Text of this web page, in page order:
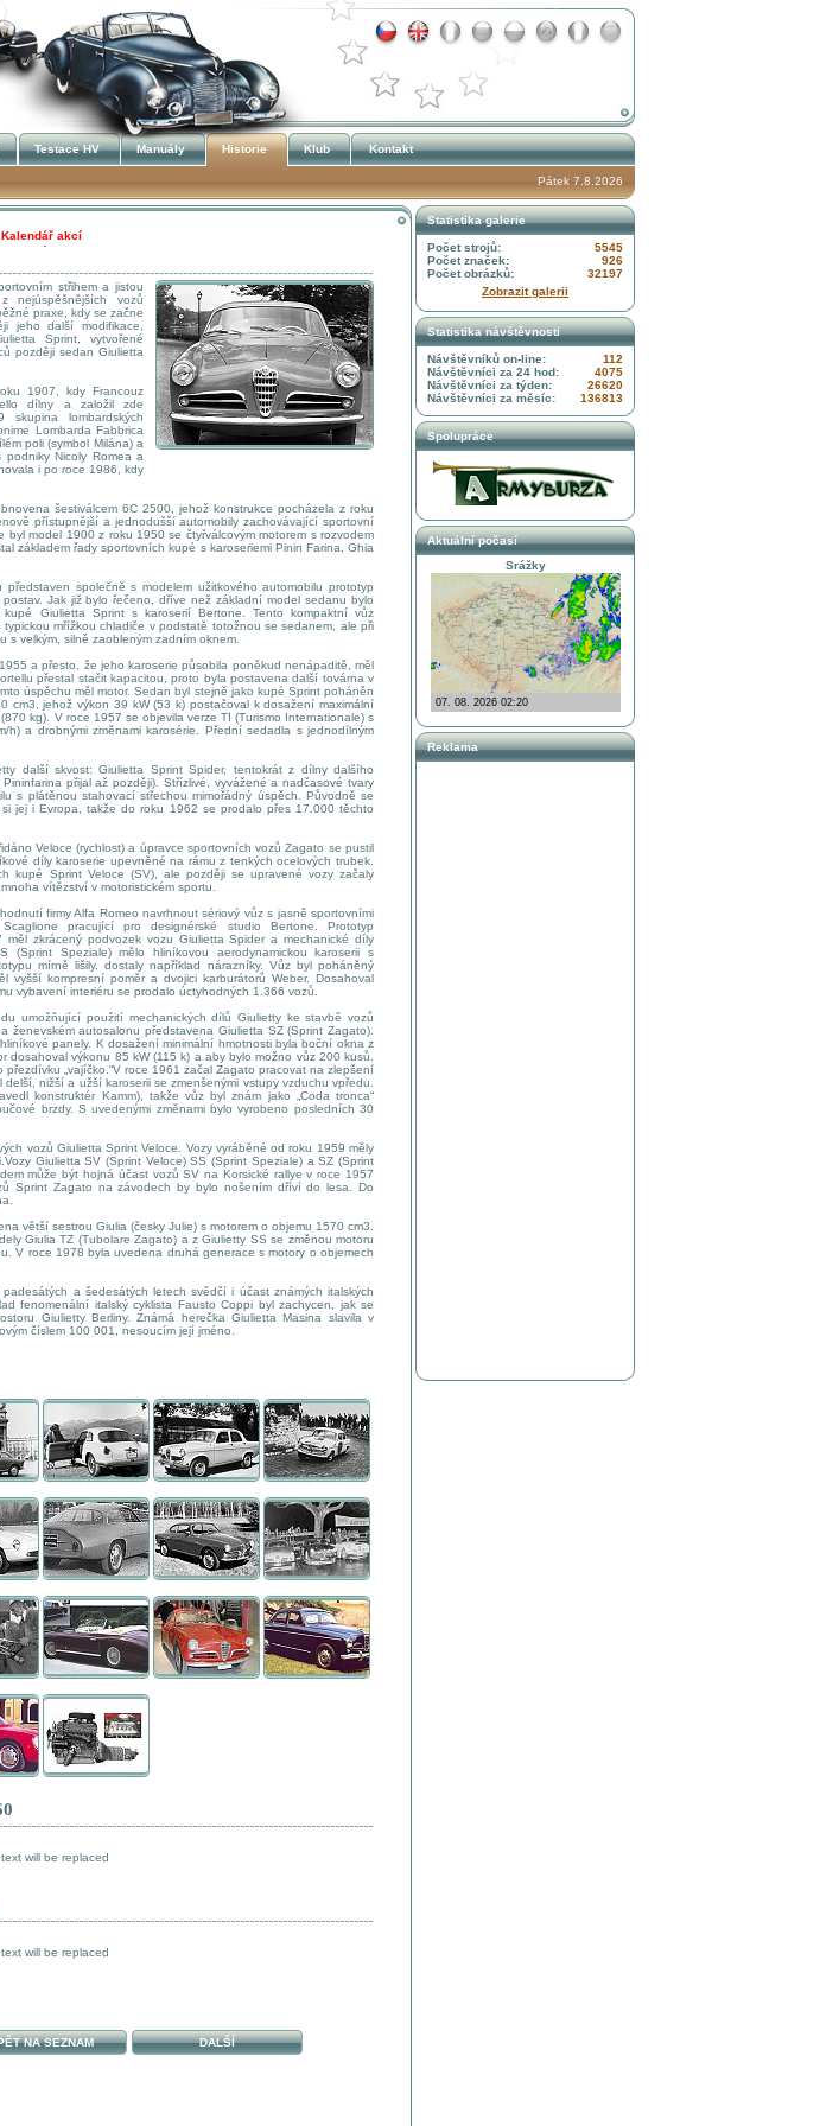
střihem a jistou
nejúspěšnějších vozů
praxe, kdy se začne
jeho další modifikace,
Sprint, vytvořené
později sedan Giulietta
1907, kdy Francouz
dílny a založil zde
lombardských
Lombarda Fabbrica
poli (symbol Milána) a
Nicoly Romea a
i po roce 1986, kdy
šestiválcem 6C 2500, jehož konstrukce pocházela z roku
přístupnější a jednodušší automobily zachovávající sportovní
model 1900 z roku 1950 se čtyřválcovým motorem s rozvodem
základem řady sportovních kupé s karoseriemi Pinin Farina, Ghia
společně s modelem užitkového automobilu prototyp
Jak již bylo řečeno, dříve než základní model sedanu bylo
Giulietta Sprint s karoserií Bertone. Tento kompaktní vůz
mřížkou chladiče v podstatě totožnou se sedanem, ale při
velkým, silně zaobleným zadním oknem.
a přesto, že jeho karoserie působila poněkud nenápaditě, měl
přestal stačit kapacitou, proto byla postavena další továrna v
úspěchu měl motor. Sedan byl stejně jako kupé Sprint poháněn
cm3, jehož výkon 39 kW (53 k) postačoval k dosažení maximální
kg). V roce 1957 se objevila verze TI (Turismo Internationale) s
h) a drobnými změnami karosérie. Přední sedadla s jednodílným
skvost: Giulietta Sprint Spider, tentokrát z dílny dalšího
přijal až později). Střízlivé, vyvážené a nadčasové tvary
s plátěnou stahovací střechou mimořádný úspěch. Původně se
jej i Evropa, takže do roku 1962 se prodalo přes 17.000 těchto
Veloce (rychlost) a úpravce sportovních vozů Zagato se pustil
díly karoserie upevněné na rámu z tenkých ocelových trubek.
kupé Sprint Veloce (SV), ale později se upravené vozy začaly
vítězství v motoristickém sportu.
firmy Alfa Romeo navrhnout sériový vůz s jasně sportovními
pracující pro designérské studio Bertone. Prototyp
zkrácený podvozek vozu Giulietta Spider a mechanické díly
(Sprint Speziale) mělo hliníkovou aerodynamickou karoserii s
mírně lišily, dostaly například nárazníky. Vůz byl poháněný
vyšší kompresní poměr a dvojici karburátorů Weber. Dosahoval
vybavení interiéru se prodalo úctyhodných 1.366 vozů.
použití mechanických dílů Giulietty ke stavbě vozů
autosalonu představena Giulietta SZ (Sprint Zagato).
panely. K dosažení minimální hmotnosti byla boční okna z
výkonu 85 kW (115 k) a aby bylo možno vůz 200 kusů.
„vajíčko.“V roce 1961 začal Zagato pracovat na zlepšení
nižší a užší karoserii se zmenšenými vstupy vzduchu vpředu.
konstruktér Kamm), takže vůz byl znám jako „Coda tronca“
brzdy. S uvedenými změnami bylo vyrobeno posledních 30
vozů Giulietta Sprint Veloce. Vozy vyráběné od roku 1959 měly
Giulietta SV (Sprint Veloce) SS (Sprint Speziale) a SZ (Sprint
může být hojná účast vozů SV na Korsické rallye v roce 1957
Sprint Zagato na závodech by bylo nošením dříví do lesa. Do
větší sestrou Giulia (česky Julie) s motorem o objemu 1570 cm3.
Giulia TZ (Tubolare Zagato) a z Giulietty SS se změnou motoru
V roce 1978 byla uvedena druhá generace s motory o objemech
a šedesátých letech svědčí i účast známých italských
fenomenální italský cyklista Fausto Coppi byl zachycen, jak se
Giulietty Berliny. Známá herečka Giulietta Masina slavila v
číslem 100 001, nesoucím její jméno.
will be replaced
will be replaced
NA SEZNAM DALŠÍ
Statistika galerie
5545
Počet strojů:
926
Počet značek:
32197
Počet obrázků:
Zobrazit galerii
Statistika návštěvnosti
112
Návštěvníků on-line:
4075
Návštěvníci za 24 hod:
26620
Návštěvníci za týden:
136813
Návštěvníci za měsíc:
Spolupráce
Aktuální počasí
Srážky
Reklama
Pátek 7.8.2026
Testace HV Manuály Historie Klub Kontakt
Kalendář akcí